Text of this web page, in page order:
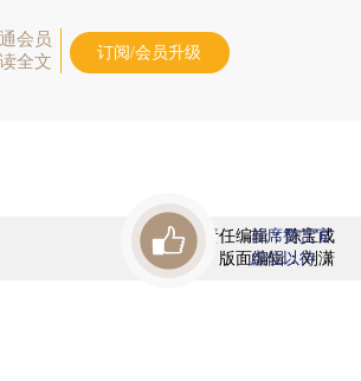
会员
全文
订阅/会员升级
责任编辑：陈宝成
版面编辑：刘潇
首席赞赏官
虚位以待